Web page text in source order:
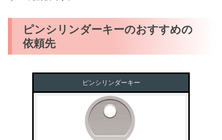
ピンシリンダーキーのおすすめの
依頼先
ピンシリンダーキー